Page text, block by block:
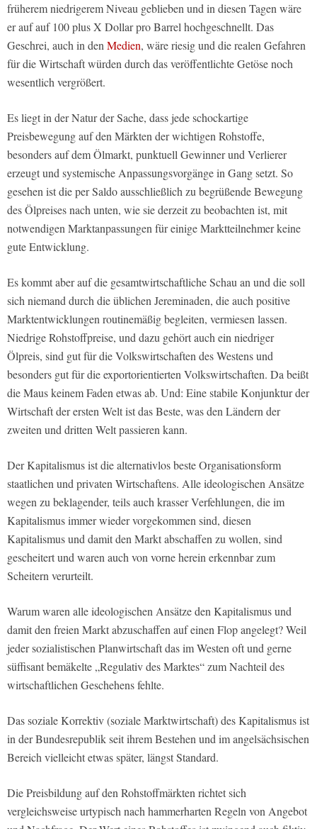
früherem niedrigerem Niveau geblieben und in diesen Tagen wäre
er auf auf 100 plus X Dollar pro Barrel hochgeschnellt. Das
Geschrei, auch in den Medien, wäre riesig und die realen Gefahren
für die Wirtschaft würden durch das veröffentlichte Getöse noch
wesentlich vergrößert.
Es liegt in der Natur der Sache, dass jede schockartige
Preisbewegung auf den Märkten der wichtigen Rohstoffe,
besonders auf dem Ölmarkt, punktuell Gewinner und Verlierer
erzeugt und systemische Anpassungsvorgänge in Gang setzt. So
gesehen ist die per Saldo ausschließlich zu begrüßende Bewegung
des Ölpreises nach unten, wie sie derzeit zu beobachten ist, mit
notwendigen Marktanpassungen für einige Marktteilnehmer keine
gute Entwicklung.
Es kommt aber auf die gesamtwirtschaftliche Schau an und die soll
sich niemand durch die üblichen Jereminaden, die auch positive
Marktentwicklungen routinemäßig begleiten, vermiesen lassen.
Niedrige Rohstoffpreise, und dazu gehört auch ein niedriger
Ölpreis, sind gut für die Volkswirtschaften des Westens und
besonders gut für die exportorientierten Volkswirtschaften. Da beißt
die Maus keinem Faden etwas ab. Und: Eine stabile Konjunktur der
Wirtschaft der ersten Welt ist das Beste, was den Ländern der
zweiten und dritten Welt passieren kann.
Der Kapitalismus ist die alternativlos beste Organisationsform
staatlichen und privaten Wirtschaftens. Alle ideologischen Ansätze
wegen zu beklagender, teils auch krasser Verfehlungen, die im
Kapitalismus immer wieder vorgekommen sind, diesen
Kapitalismus und damit den Markt abschaffen zu wollen, sind
gescheitert und waren auch von vorne herein erkennbar zum
Scheitern verurteilt.
Warum waren alle ideologischen Ansätze den Kapitalismus und
damit den freien Markt abzuschaffen auf einen Flop angelegt? Weil
jeder sozialistischen Planwirtschaft das im Westen oft und gerne
süffisant bemäkelte „Regulativ des Marktes“ zum Nachteil des
wirtschaftlichen Geschehens fehlte.
Das soziale Korrektiv (soziale Marktwirtschaft) des Kapitalismus ist
in der Bundesrepublik seit ihrem Bestehen und im angelsächsischen
Bereich vielleicht etwas später, längst Standard.
Die Preisbildung auf den Rohstoffmärkten richtet sich
vergleichsweise urtypisch nach hammerharten Regeln von Angebot